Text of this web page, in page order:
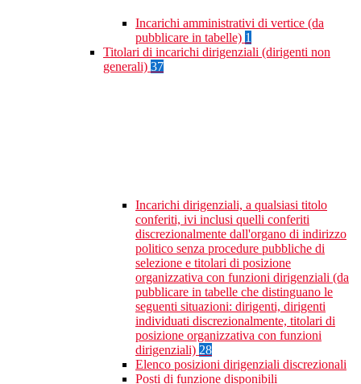
Incarichi amministrativi di vertice (da
pubblicare in tabelle) 1
Titolari di incarichi dirigenziali (dirigenti non
generali) 37
Incarichi dirigenziali, a qualsiasi titolo
conferiti, ivi inclusi quelli conferiti
discrezionalmente dall'organo di indirizzo
politico senza procedure pubbliche di
selezione e titolari di posizione
organizzativa con funzioni dirigenziali (da
pubblicare in tabelle che distinguano le
seguenti situazioni: dirigenti, dirigenti
individuati discrezionalmente, titolari di
posizione organizzativa con funzioni
dirigenziali) 28
Elenco posizioni dirigenziali discrezionali
Posti di funzione disponibili